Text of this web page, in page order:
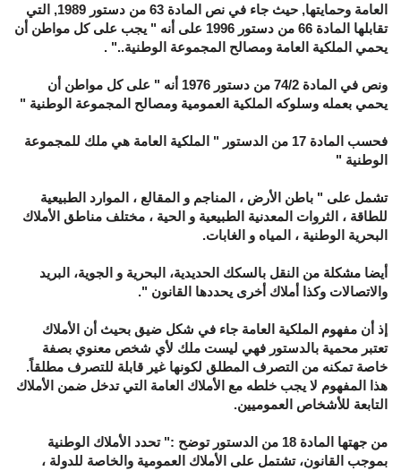
العامة وحمايتها, حيث جاء في نص المادة 63 من دستور 1989, التي
تقابلها المادة 66 من دستور 1996 على أنه " يجب على كل مواطن أن
يحمي الملكية العامة ومصالح المجموعة الوطنية.." .
ونص في المادة 74/2 من دستور 1976 أنه " على كل مواطن أن
يحمي بعمله وسلوكه الملكية العمومية ومصالح المجموعة الوطنية "
فحسب المادة 17 من الدستور " الملكية العامة هي ملك للمجموعة
الوطنية "
تشمل على " باطن الأرض ، المناجم و المقالع ، الموارد الطبيعية
للطاقة ، الثروات المعدنية الطبيعية و الحية ، مختلف مناطق الأملاك
البحرية الوطنية ، المياه و الغابات.
أيضا مشكلة من النقل بالسكك الحديدية، البحرية و الجوية، البريد
والاتصالات وكذا أملاك أخرى يحددها القانون ".
إذ أن مفهوم الملكية العامة جاء في شكل ضيق بحيث أن الأملاك
تعتبر محمية بالدستور فهي ليست ملك لأي شخص معنوي بصفة
خاصة تمكنه من التصرف المطلق لكونها غير قابلة للتصرف مطلقاً.
هذا المفهوم لا يجب خلطه مع الأملاك العامة التي تدخل ضمن الأملاك
التابعة للأشخاص العموميين.
من جهتها المادة 18 من الدستور توضح :" تحدد الأملاك الوطنية
بموجب القانون، تشتمل على الأملاك العمومية والخاصة للدولة ،